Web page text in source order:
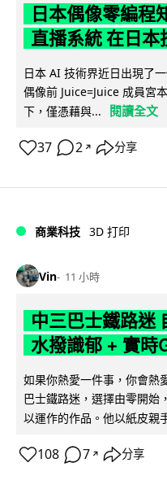
日本偶像零編程
直播系統 在日本
日本 AI 技術界近日出現了
偶像前 Juice=Juice 成員宮
下，僅憑藉與...
閱讀全文
37 2 ↗ 分享
商業科技 3D 打印
Vin 11 小時
中三巴士鐵路迷
水撥識郁 + 實時
如果你熱愛一件事，你會熱
巴士鐵路迷，選擇由零開始
以運作的作品。他以紙皮親
108 7 ↗ 分享